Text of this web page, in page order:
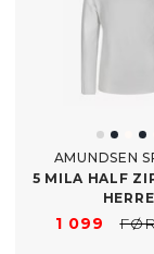
AMUNDSEN
5 MILA HALF
HERRE
1 099